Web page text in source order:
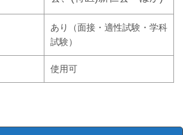
あり（面接・適性試験・学科
試験）
使用可